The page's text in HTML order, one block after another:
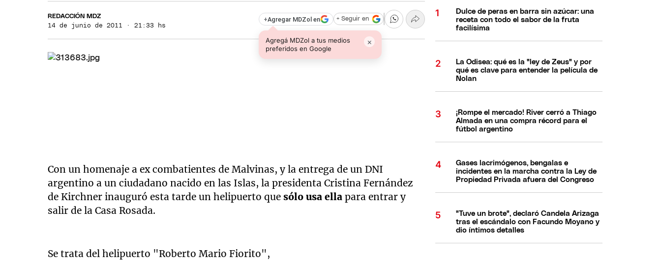
REDACCIÓN MDZ
14 de junio de 2011 · 21:33 hs
+Agregar MDZol en
Agregá MDZol a tus medios
preferidos en Google
×
+ Seguir en
Con un homenaje a ex combatientes de Malvinas, y la entrega de un DNI
argentino a un ciudadano nacido en las Islas, la presidenta Cristina Fernández
de Kirchner inauguró esta tarde un helipuerto quesólo usa ella para entrar y
salir de la Casa Rosada.
Se trata del helipuerto "Roberto Mario Fiorito",
Dulce de peras en barra sin azúcar: una
receta con todo el sabor de la fruta
facilísima
La Odisea: qué es la "ley de Zeus" y por
qué es clave para entender la película de
Nolan
¡Rompe el mercado! River cerró a Thiago
Almada en una compra récord para el
fútbol argentino
Gases lacrimógenos, bengalas e
incidentes en la marcha contra la Ley de
Propiedad Privada afuera del Congreso
"Tuve un brote", declaró Candela Arizaga
tras el escándalo con Facundo Moyano y
dio íntimos detalles